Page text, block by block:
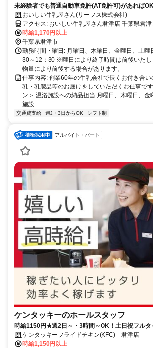
未経験者でも普通自動車免許(AT免許可)があれば
です！おいしい牛乳屋さん(リーフス株式会社)
アクセス: おいしい牛乳屋さん君津店 千葉県君津市外箕輪4-14-33 ※
マイカー通勤OK！（無料駐車場完備） 配達エリア：君津市近郊のご
家庭 (君津市・木更津市・富津市)
時給1,170円以上
千葉県君津市
勤務時間・曜日: 月曜日、木曜日、金曜日、土曜
30～12：30 ※曜日により終了時間は前後いた
物量により前後する場合があります。
仕事内容: 創業60年の牛乳会社で長くお付き合
乳・乳製品等のお届けをしていただくお仕事で
ン＞ 温浴施設への納品担当 月曜日、木曜日、金
施設...
交通費支給 週2・3日からOK シフト制
アルバイト・パート
ケンタッキーのホールスタッフ
時給1150円★週2日～・3時間～OK！土日祝フルタ
歓迎♪ケンタッキーフライドチキン(KFC) 君津店
時給1,150円以上